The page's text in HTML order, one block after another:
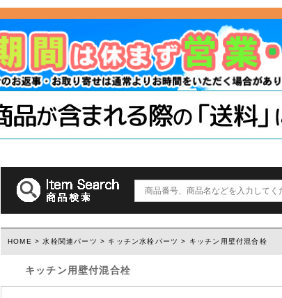
FiberFix(ファイバーフックス)
木材・材料
塗装済み木材UROCO
ビス・サブ
ソーホース
テーブル脚
石膏ボード用
棚柱
キャスター
コンクリー
1×4、2×4の
ダルトン
フック(ダルトン)
ウィルス・菌除去シート
・菌除去シート
HOME >水栓関連パーツ > キッチン水栓パーツ > キッチン用壁付混合栓
キッチン用壁付混合栓